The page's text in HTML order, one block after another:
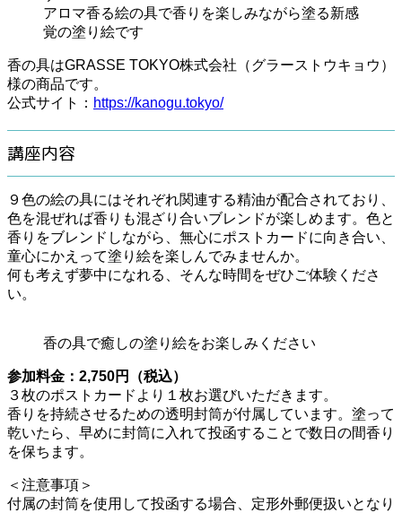
アロマ香る絵の具で香りを楽しみながら塗る新感
覚の塗り絵です
香の具はGRASSE TOKYO株式会社（グラーストウキョウ）
様の商品です。
公式サイト： https://kanogu.tokyo/
講座内容
９色の絵の具にはそれぞれ関連する精油が配合されており、
色を混ぜれば香りも混ざり合いブレンドが楽しめます。色と
香りをブレンドしながら、無心にポストカードに向き合い、
童心にかえって塗り絵を楽しんでみませんか。
何も考えず夢中になれる、そんな時間をぜひご体験くださ
い。
香の具で癒しの塗り絵をお楽しみください
参加料金： 2,750円（税込）
３枚のポストカードより１枚お選びいただきます。
香りを持続させるための透明封筒が付属しています。塗って
乾いたら、早めに封筒に入れて投函することで数日の間香り
を保ちます。
＜注意事項＞
付属の封筒を使用して投函する場合、定形外郵便扱いとなり